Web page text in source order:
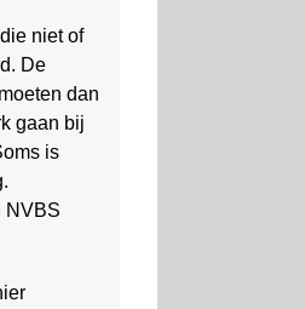
niet of
De
dan
gaan bij
is
NVBS